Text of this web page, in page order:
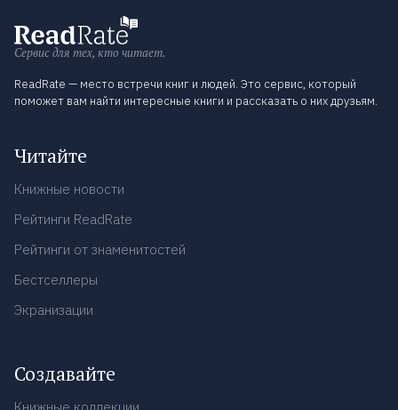
Сервис для тех, кто читает.
ReadRate — место встречи книг и людей. Это сервис, который
поможет вам найти интересные книги и рассказать о них друзьям.
Читайте
Книжные новости
Рейтинги ReadRate
Рейтинги от знаменитостей
Бестселлеры
Экранизации
Создавайте